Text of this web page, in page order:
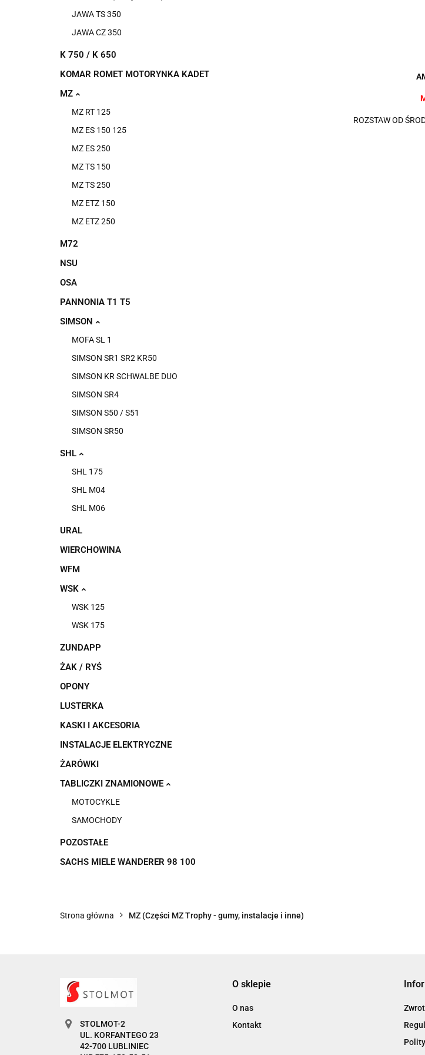
JAWA TS 350
JAWA CZ 350
K 750 / K 650
KOMAR ROMET MOTORYNKA KADET
MZ
MZ RT 125
MZ ES 150 125
MZ ES 250
MZ TS 150
MZ TS 250
MZ ETZ 150
MZ ETZ 250
M72
NSU
OSA
PANNONIA T1 T5
SIMSON
MOFA SL 1
SIMSON SR1 SR2 KR50
SIMSON KR SCHWALBE DUO
SIMSON SR4
SIMSON S50 / S51
SIMSON SR50
SHL
SHL 175
SHL M04
SHL M06
URAL
WIERCHOWINA
WFM
WSK
WSK 125
WSK 175
ZUNDAPP
ŻAK / RYŚ
OPONY
LUSTERKA
KASKI I AKCESORIA
INSTALACJE ELEKTRYCZNE
ŻARÓWKI
TABLICZKI ZNAMIONOWE
MOTOCYKLE
SAMOCHODY
POZOSTAŁE
SACHS MIELE WANDERER 98 100
ROZSTAW OD
Strona główna MZ (Części MZ Trophy - gumy, instalacje i inne)
STOLMOT-2
UL. KORFANTEGO 23
42-700 LUBLINIEC
O sklepie
O nas
Kontakt